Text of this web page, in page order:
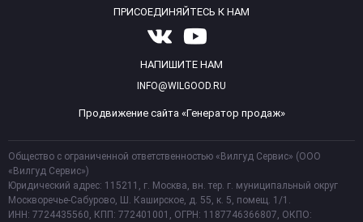
ПРИСОЕДИНЯЙТЕСЬ К НАМ
НАПИШИТЕ НАМ
INFO@WILGOOD.RU
Продвижение сайта «Генератор продаж»
Общество с ограниченной ответственностью «Вилгуд Сервис» (ООО
«Вилгуд Сервис»)
Юридический адрес: 115211, г. Москва, вн. тер. г. муниципальный округ
Москворечье-Сабурово, Ш. Каширское, д. 55, к. 5, помещ. 1/1.
ИНН: 7724435560, КПП: 772401001, ОГРН: 1187746366807, ОКПО: